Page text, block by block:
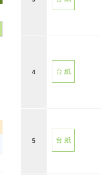
4 台 紙
5 台 紙